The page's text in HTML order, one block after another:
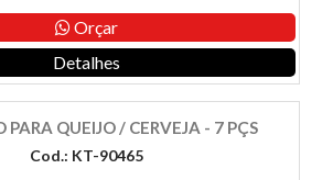
Orçar
Detalhes
PARA QUEIJO / CERVEJA - 7 PÇS
Cod.: KT-90465